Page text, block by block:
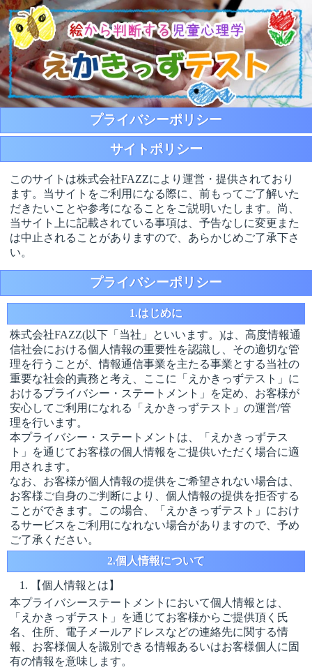
プライバシーポリシー
サイトポリシー
このサイトは株式会社FAZZにより運営・提供されており
ます。当サイトをご利用になる際に、前もってご了解いた
だきたいことや参考になることをご説明いたします。尚、
当サイト上に記載されている事項は、予告なしに変更また
は中止されることがありますので、あらかじめご了承下さ
い。
プライバシーポリシー
1.はじめに
株式会社FAZZ(以下「当社」といいます。)は、高度情報通
信社会における個人情報の重要性を認識し、その適切な管
理を行うことが、情報通信事業を主たる事業とする当社の
重要な社会的責務と考え、ここに「えかきっずテスト」に
おけるプライバシー・ステートメント」を定め、お客様が
安心してご利用になれる「えかきっずテスト」の運営/管
理を行います。
本プライバシー・ステートメントは、「えかきっずテス
ト」を通じてお客様の個人情報をご提供いただく場合に適
用されます。
なお、お客様が個人情報の提供をご希望されない場合は、
お客様ご自身のご判断により、個人情報の提供を拒否する
ことができます。この場合、「えかきっずテスト」におけ
るサービスをご利用になれない場合がありますので、予め
ご了承ください。
2.個人情報について
【個人情報とは】
本プライバシーステートメントにおいて個人情報とは、
「えかきっずテスト」を通じてお客様からご提供頂く氏
名、住所、電子メールアドレスなどの連絡先に関する情
報、お客様個人を識別できる情報あるいはお客様個人に固
有の情報を意味します。